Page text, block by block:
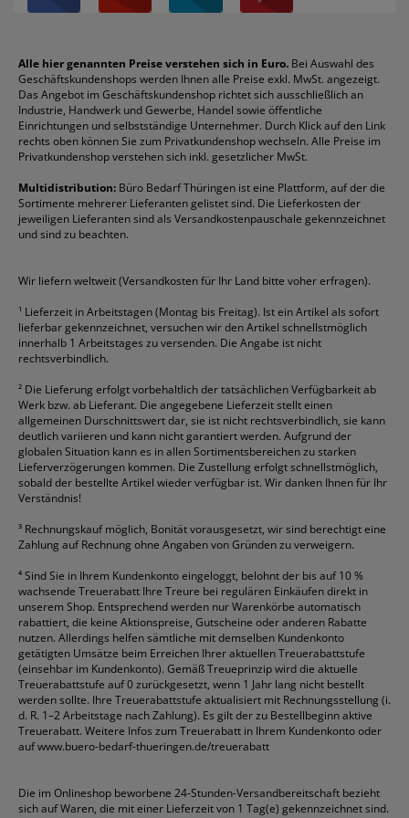
Über uns
Reklamation / Retouren
Vertrag widerrufen (Privatkunden)
Rabatte & Aktionen
Boardmarker
Briefumschläge
Druckerpatronen
Etiketten
Fineliner
Folienschreiber
Formulare
Gelschreiber
Geschäftsbücher
Klebeband
Klemmmappen
Kopierpapier
Korrekturmittel
Kugelschreiber
Mappen
Ordner
Packband
Permanentmarker
Sichthüllen
Taschenrechner
Textmarker
Tintenroller
Tintenpatronen
Toilettenpapier
Toner
Versandmaterial
Versandtaschen
Canon
Durable
DYMO
Edding
Esselte
Faber-Castell
Fellowes
Franken
Fripa
HP
Melitta
Pentel
Pelikan
Pilot
Pritt
Schneider
Stabilo
Staedtler
alle Marken anzeigen
Alle hier genannten Preise verstehen sich in Euro. Bei Auswahl des
Geschäftskundenshops werden Ihnen alle Preise exkl. MwSt. angezeigt.
Das Angebot im Geschäftskundenshop richtet sich ausschließlich an
Industrie, Handwerk und Gewerbe, Handel sowie öffentliche
Einrichtungen und selbstständige Unternehmer. Durch Klick auf den Link
rechts oben können Sie zum Privatkundenshop wechseln. Alle Preise im
Privatkundenshop verstehen sich inkl. gesetzlicher MwSt.
Multidistribution: Büro Bedarf Thüringen ist eine Plattform, auf der die
Sortimente mehrerer Lieferanten gelistet sind. Die Lieferkosten der
jeweiligen Lieferanten sind als Versandkostenpauschale gekennzeichnet
und sind zu beachten.
Wir liefern weltweit (Versandkosten für Ihr Land bitte voher erfragen).
¹ Lieferzeit in Arbeitstagen (Montag bis Freitag). Ist ein Artikel als sofort
lieferbar gekennzeichnet, versuchen wir den Artikel schnellstmöglich
innerhalb 1 Arbeitstages zu versenden. Die Angabe ist nicht
rechtsverbindlich.
² Die Lieferung erfolgt vorbehaltlich der tatsächlichen Verfügbarkeit ab
Werk bzw. ab Lieferant. Die angegebene Lieferzeit stellt einen
allgemeinen Durschnittswert dar, sie ist nicht rechtsverbindlich, sie kann
deutlich variieren und kann nicht garantiert werden. Aufgrund der
globalen Situation kann es in allen Sortimentsbereichen zu starken
Lieferverzögerungen kommen. Die Zustellung erfolgt schnellstmöglich,
sobald der bestellte Artikel wieder verfügbar ist. Wir danken Ihnen für Ihr
Verständnis!
³ Rechnungskauf möglich, Bonität vorausgesetzt, wir sind berechtigt eine
Zahlung auf Rechnung ohne Angaben von Gründen zu verweigern.
⁴Sind Sie in Ihrem Kundenkonto eingeloggt, belohnt der bis auf 10 %
wachsende Treuerabatt Ihre Treure bei regulären Einkäufen direkt in
unserem Shop. Entsprechend werden nur Warenkörbe automatisch
rabattiert, die keine Aktionspreise, Gutscheine oder anderen Rabatte
nutzen. Allerdings helfen sämtliche mit demselben Kundenkonto
getätigten Umsätze beim Erreichen Ihrer aktuellen Treuerabattstufe
(einsehbar im Kundenkonto). Gemäß Treueprinzip wird die aktuelle
Treuerabattstufe auf 0 zurückgesetzt, wenn 1 Jahr lang nicht bestellt
werden sollte. Ihre Treuerabattstufe aktualisiert mit Rechnungsstellung (i.
d. R. 1–2 Arbeitstage nach Zahlung). Es gilt der zu Bestellbeginn aktive
Treuerabatt. Weitere Infos zum Treuerabatt in Ihrem Kundenkonto oder
aufwww.buero-bedarf-thueringen.de/treuerabatt
Die im Onlineshop beworbene 24-Stunden-Versandbereitschaft bezieht
sich auf Waren, die mit einer Lieferzeit von 1 Tag(e) gekennzeichnet sind.